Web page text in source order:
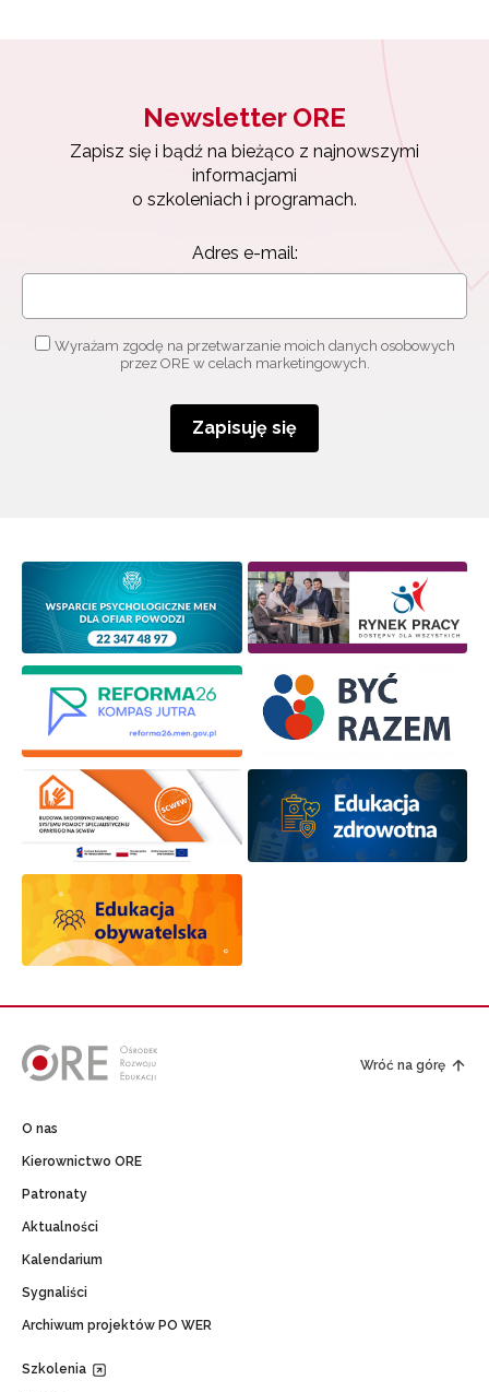
Newsletter ORE
Zapisz się i bądź na bieżąco z najnowszymi
informacjami
o szkoleniach i programach.
Adres e-mail:
Wyrażam zgodę na przetwarzanie moich danych osobowych
przez ORE w celach marketingowych.
Zapisuję się
Wróć na górę
O nas
Kierownictwo ORE
Patronaty
Aktualności
Kalendarium
Sygnaliści
Archiwum projektów PO WER
Szkolenia
Zapisz się i bądź na bieżąco z najnowszymi
informacjami
Adres e-mail:
Wyrażam zgodę na przetwarzanie moich danych
osobowych przez ORE w celach marketingowych.